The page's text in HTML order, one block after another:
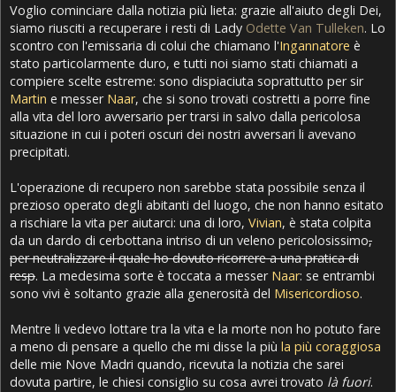
Voglio cominciare dalla notizia più lieta: grazie all'aiuto degli Dei,
siamo riusciti a recuperare i resti di Lady Odette Van Tulleken. Lo
scontro con l'emissaria di colui che chiamano l'Ingannatore è
stato particolarmente duro, e tutti noi siamo stati chiamati a
compiere scelte estreme: sono dispiaciuta soprattutto per sir
Martin e messer Naar, che si sono trovati costretti a porre fine
alla vita del loro avversario per trarsi in salvo dalla pericolosa
situazione in cui i poteri oscuri dei nostri avversari li avevano
precipitati.
L'operazione di recupero non sarebbe stata possibile senza il
prezioso operato degli abitanti del luogo, che non hanno esitato
a rischiare la vita per aiutarci: una di loro, Vivian, è stata colpita
da un dardo di cerbottana intriso di un veleno pericolosissimo,
per neutralizzare il quale ho dovuto ricorrere a una pratica di
resp. La medesima sorte è toccata a messer Naar: se entrambi
sono vivi è soltanto grazie alla generosità del Misericordioso.
Mentre li vedevo lottare tra la vita e la morte non ho potuto fare
a meno di pensare a quello che mi disse la più la più coraggiosa
delle mie Nove Madri quando, ricevuta la notizia che sarei
dovuta partire, le chiesi consiglio su cosa avrei trovato là fuori.